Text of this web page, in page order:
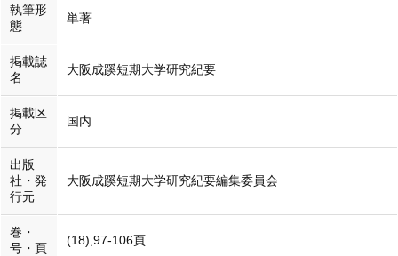
執筆形
態
単著
掲載誌
名
大阪成蹊短期大学研究紀要
掲載区
分
国内
出版
社・発
行元
大阪成蹊短期大学研究紀要編集委員会
巻・
号・頁
(18),97-106頁